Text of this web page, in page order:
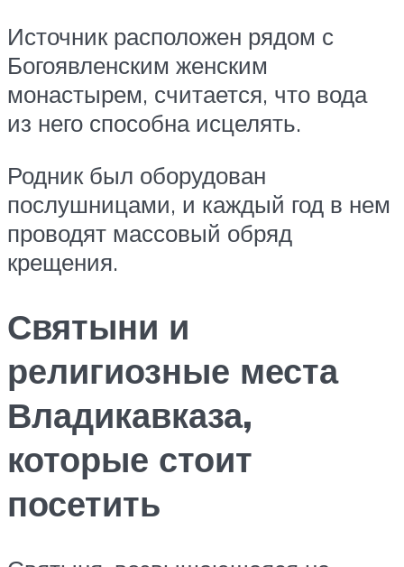
Источник расположен рядом с
Богоявленским женским
монастырем, считается, что вода
из него способна исцелять.
Родник был оборудован
послушницами, и каждый год в нем
проводят массовый обряд
крещения.
Святыни и
религиозные места
Владикавказа,
которые стоит
посетить